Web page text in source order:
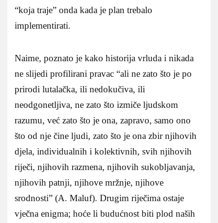
“koja traje” onda kada je plan trebalo
implementirati.
Naime, poznato je kako historija vrluda i nikada
ne slijedi profilirani pravac “ali ne zato što je po
prirodi lutalačka, ili nedokučiva, ili
neodgonetljiva, ne zato što izmiče ljudskom
razumu, već zato što je ona, zapravo, samo ono
što od nje čine ljudi, zato što je ona zbir njihovih
djela, individualnih i kolektivnih, svih njihovih
riječi, njihovih razmena, njihovih sukobljavanja,
njihovih patnji, njihove mržnje, njihove
srodnosti” (A. Maluf). Drugim riječima ostaje
vječna enigma; hoće li budućnost biti plod naših